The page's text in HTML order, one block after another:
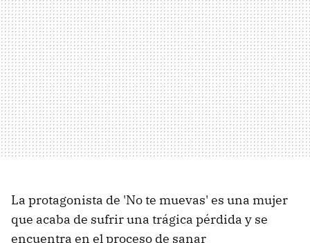
La protagonista de 'No te muevas' es una mujer
que acaba de sufrir una trágica pérdida y se
encuentra en el proceso de sanar